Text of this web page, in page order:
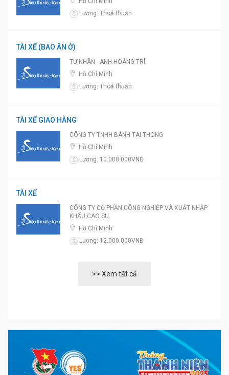
$
Lương: Thoả thuận
TÀI XẾ (BAO ĂN Ở)
TƯ NHÂN - ANH HOÀNG TRÍ
Hồ Chí Minh
$
Lương: Thoả thuận
TÀI XẾ GIAO HÀNG
CÔNG TY TNHH BÁNH TAI THONG
Hồ Chí Minh
$
Lương: 10.000.000VNĐ
TÀI XẾ
CÔNG TY CỔ PHẦN CÔNG NGHIỆP VÀ XUẤT NHẬP
KHẨU CAO SU
Hồ Chí Minh
$
Lương: 12.000.000VNĐ
>> Xem tất cả